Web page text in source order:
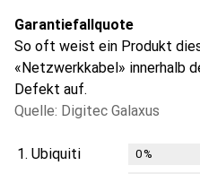
Garantiefallquote
So oft weist ein Produkt
«Netzwerkkabel» innerhalb
Defekt auf.
Quelle: Digitec Galaxus
1. Ubiquiti 0%